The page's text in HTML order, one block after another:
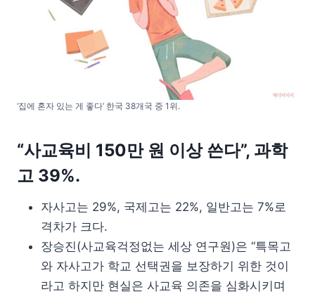
‘집에 혼자 있는 게 좋다’ 한국 38개국 중 1위.
“사교육비 150만 원 이상 쓴다”, 과학
고 39%.
자사고는 29%, 국제고는 22%, 일반고는 7%로
격차가 크다.
장승진(사교육걱정없는 세상 연구원)은 “특목고
와 자사고가 학교 선택권을 보장하기 위한 것이
라고 하지만 현실은 사교육 의존을 심화시키며